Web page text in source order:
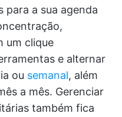
para a sua agenda
um clique
e alternar
ou semanal, além
a mês. Gerenciar
também fica